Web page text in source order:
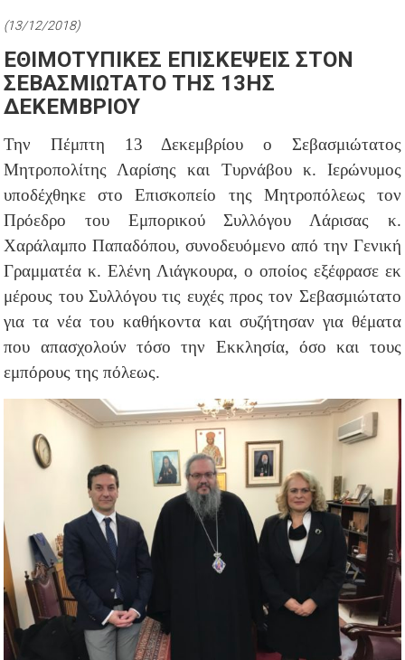
(13/12/2018)
ΕΘΙΜΟΤΥΠΙΚΕΣ ΕΠΙΣΚΕΨΕΙΣ ΣΤΟΝ
ΣΕΒΑΣΜΙΩΤΑΤΟ ΤΗΣ 13ΗΣ
ΔΕΚΕΜΒΡΙΟΥ
Την Πέμπτη 13 Δεκεμβρίου ο Σεβασμιώτατος
Μητροπολίτης Λαρίσης και Τυρνάβου κ. Ιερώνυμος
υποδέχθηκε στο Επισκοπείο της Μητροπόλεως τον
Πρόεδρο του Εμπορικού Συλλόγου Λάρισας κ.
Χαράλαμπο Παπαδόπου, συνοδευόμενο από την Γενική
Γραμματέα κ. Ελένη Λιάγκουρα, ο οποίος εξέφρασε εκ
μέρους του Συλλόγου τις ευχές προς τον Σεβασμιώτατο
για τα νέα του καθήκοντα και συζήτησαν για θέματα
που απασχολούν τόσο την Εκκλησία, όσο και τους
εμπόρους της πόλεως.